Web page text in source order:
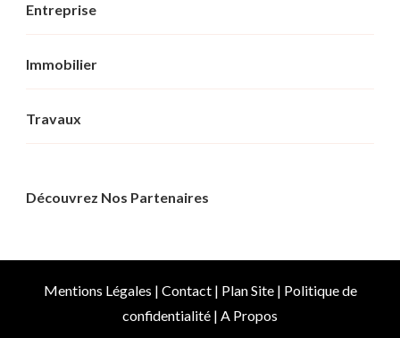
Entreprise
Immobilier
Travaux
Découvrez Nos Partenaires
Mentions Légales | Contact| Plan Site| Politique de
confidentialité | A Propos